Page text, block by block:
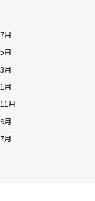
月
月
月
月
月
月
月